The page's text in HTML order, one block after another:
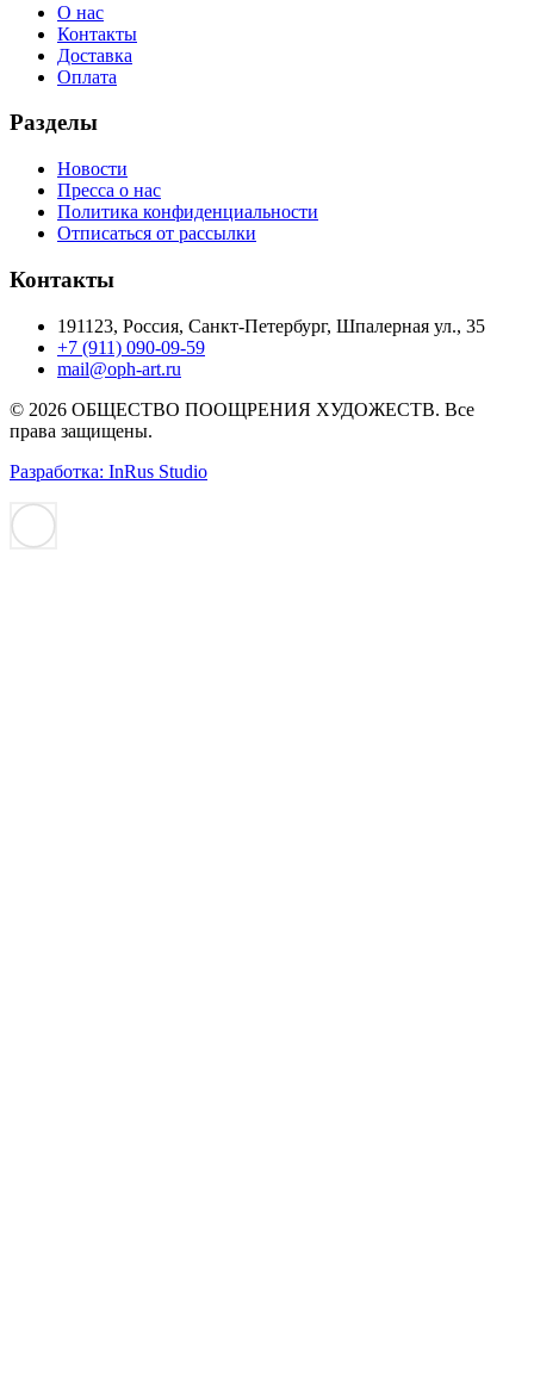
О нас
Контакты
Доставка
Оплата
Разделы
Новости
Пресса о нас
Политика конфиденциальности
Отписаться от рассылки
Контакты
191123, Россия, Санкт-Петербург, Шпалерная ул., 35
+7 (911) 090-09-59
mail@oph-art.ru
© 2026 ОБЩЕСТВО ПООЩРЕНИЯ ХУДОЖЕСТВ. Все
права защищены.
Разработка: InRus Studio